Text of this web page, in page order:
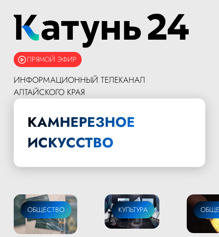
ПРЯМОЙ ЭФИР
ИНФОРМАЦИОННЫЙ ТЕЛЕКАНАЛ
АЛТАЙСКОГО КРАЯ
КАМНЕРЕЗНОЕ
ИСКУССТВО
ОБЩЕСТВО КУЛЬТУРА